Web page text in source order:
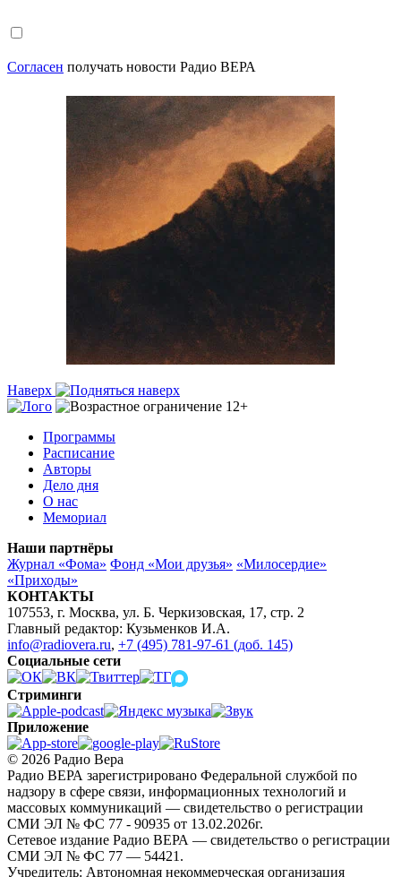
Согласен получать новости Радио ВЕРА
Наверх
Программы
Расписание
Авторы
Дело дня
О нас
Мемориал
Наши партнёры
Журнал «Фома» Фонд «Мои друзья» «Милосердие»
«Приходы»
КОНТАКТЫ
107553, г. Москва, ул. Б. Черкизовская, 17, стр. 2
Главный редактор: Кузьменков И.А.
info@radiovera.ru, +7 (495) 781-97-61 (доб. 145)
Социальные сети
Стриминги
Приложение
© 2026 Радио Вера
Радио ВЕРА зарегистрировано Федеральной службой по
надзору в сфере связи, информационных технологий и
массовых коммуникаций — свидетельство о регистрации
СМИ ЭЛ № ФС 77 - 90935 от 13.02.2026г.
Сетевое издание Радио ВЕРА — свидетельство о регистрации
СМИ ЭЛ № ФС 77 — 54421.
Учредитель: Автономная некоммерческая организация